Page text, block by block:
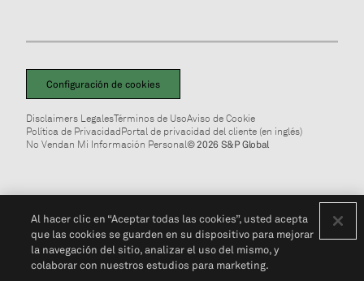
Configuración de cookies
Disclaimers LegalesTérminos de UsoAviso de Cookie
Política de PrivacidadPortal de privacidad del cliente (en inglés)
No Vendan Mi Información Personal© 2026 S&P Global
Al hacer clic en “Aceptar todas las cookies”, usted acepta
que las cookies se guarden en su dispositivo para mejorar
la navegación del sitio, analizar el uso del mismo, y
colaborar con nuestros estudios para marketing.